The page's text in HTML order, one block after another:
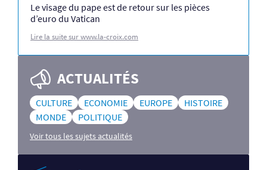
Le visage du pape est de retour sur les pièces
d’euro du Vatican
Lire la suite sur www.la-croix.com
ACTUALITÉS
CULTURE ECONOMIE EUROPE
HISTOIRE
MONDE
POLITIQUE
Voir tous les sujets actualités